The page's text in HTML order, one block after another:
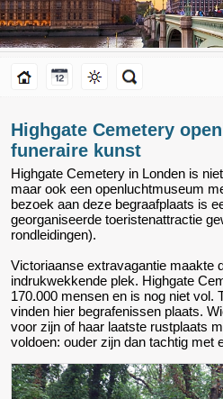
Highgate Cemetery
funeraire kunst
Highgate Cemetery in Londen is
maar ook een openluchtmuseum
bezoek aan deze begraafplaats is
georganiseerde toeristenattractie
rondleidingen).
Victoriaanse extravagantie maakte
indrukwekkende plek. Highgate
170.000 mensen en is nog niet vol.
vinden hier begrafenissen plaats.
voor zijn of haar laatste rustplaats
voldoen: ouder zijn dan tachtig met